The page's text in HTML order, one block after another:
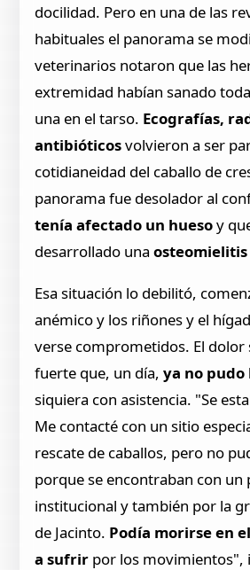
docilidad. Pero en una de las
habituales el panorama se
veterinarios notaron que las
extremidad habían sanado
una en el tarso. Ecografías,
antibióticosvolvieron a ser
cotidianeidad del caballo de
panorama fue desolador al
tenía afectado un huesoy
desarrollado unaosteomielitis
Esa situación lo debilitó,
anémico y los riñones y el
verse comprometidos. El dolor
fuerte que, un día,ya no
siquiera con asistencia. "Se
Me contacté con un sitio
rescate de caballos, pero no
porque se encontraban con un
institucional y también por la
de Jacinto. Podía morirse en
a sufrir por los movimientos",